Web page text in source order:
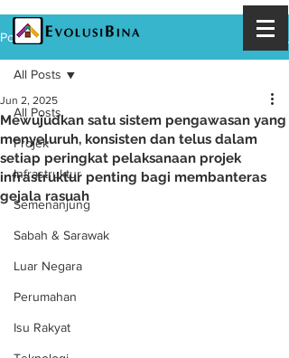
Post
All Posts
Projek
Infrastruktur
Semenanjung
Sabah & Sarawak
Luar Negara
Perumahan
Isu Rakyat
All Posts
Mewujudkan satu sistem pengawasan yang
menyeluruh, konsisten dan telus dalam
setiap peringkat pelaksanaan projek
infrastruktur penting bagi membanteras
gejala rasuah
Jun 2, 2025